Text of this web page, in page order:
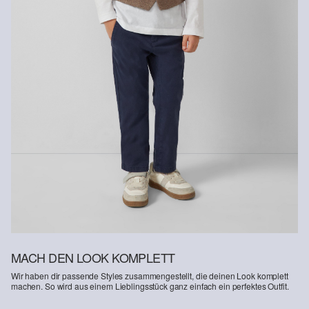
Gastkunden können ihre Artikel innerhalb von 14 Tagen nach
Erhalt der Ware an uns zurückschicken. Fashion Card und VIP
Kunden haben nach Erhalt der Ware 30 Tage Zeit, um ihre Artikel
an uns zurückzusenden.
Weitere Informationen sind unserer „ Hilfe & FAQ
HIER online anmelden.
MACH DEN LOOK KOMPLETT
Wir haben dir passende Styles zusammengestellt, die deinen Look komplett
machen. So wird aus einem Lieblingsstück ganz einfach ein perfektes Outfit.